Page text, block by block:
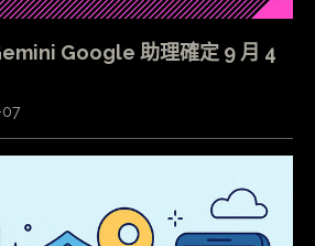
Google 助理確定 9 月 4